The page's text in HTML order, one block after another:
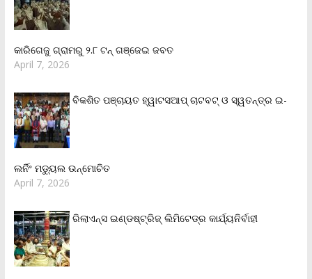
କାରିଗେଜୁ ଗ୍ରାମରୁ ୨.୮ ଟନ୍ ଗଞ୍ଜେଇ ଜବତ
April 7, 2026
ବିକଶିତ ପଞ୍ଚାୟତ ହ୍ୱାଟସଆପ୍ ଚାଟବଟ୍ ଓ ସ୍ୱତନ୍ତ୍ର ଇ-
ଲର୍ନିଂ ମଡ୍ୟୁଲ ଉନ୍ମୋଚିତ
April 7, 2026
ରିଲାଏନ୍‌ସ ଇଣ୍ଡଷ୍ଟ୍ରିଜ୍ ଲିମିଟେଡ୍‌ର କାର୍ଯ୍ୟନିର୍ବାହୀ